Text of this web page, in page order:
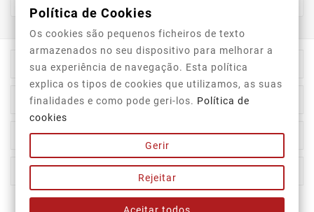
Informação Da Loja
Top Categorias
A Nossa Empresa 
A Sua Conta 
Política de Cookies
Os cookies são pequenos ficheiros de texto
armazenados no seu dispositivo para melhorar a
sua experiência de navegação. Esta política
explica os tipos de cookies que utilizamos, as suas
finalidades e como pode geri-los. Política de
cookies
Gerir
Rejeitar